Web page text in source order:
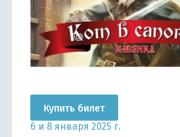
Купить билет
6 и 8 января 2025 г.